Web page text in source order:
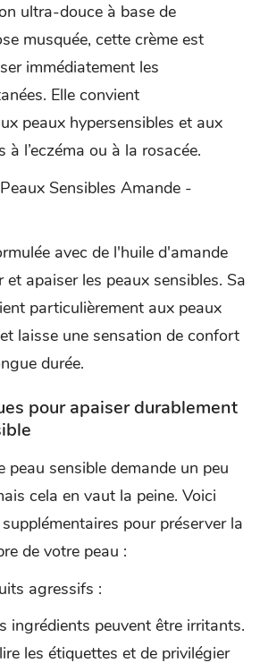
ultra-douce à base de
musquée, cette crème est
immédiatement les
Elle convient
peaux hypersensibles et aux
à l’eczéma ou à la rosacée.
Sensibles Amande -
avec de l'huile d'amande
apaiser les peaux sensibles. Sa
particulièrement aux peaux
laisse une sensation de confort
durée.
pour apaiser durablement
peau sensible demande un peu
cela en vaut la peine. Voici
pour préserver la
de votre peau :
agressifs :
ingrédients peuvent être irritants.
les étiquettes et de privilégier